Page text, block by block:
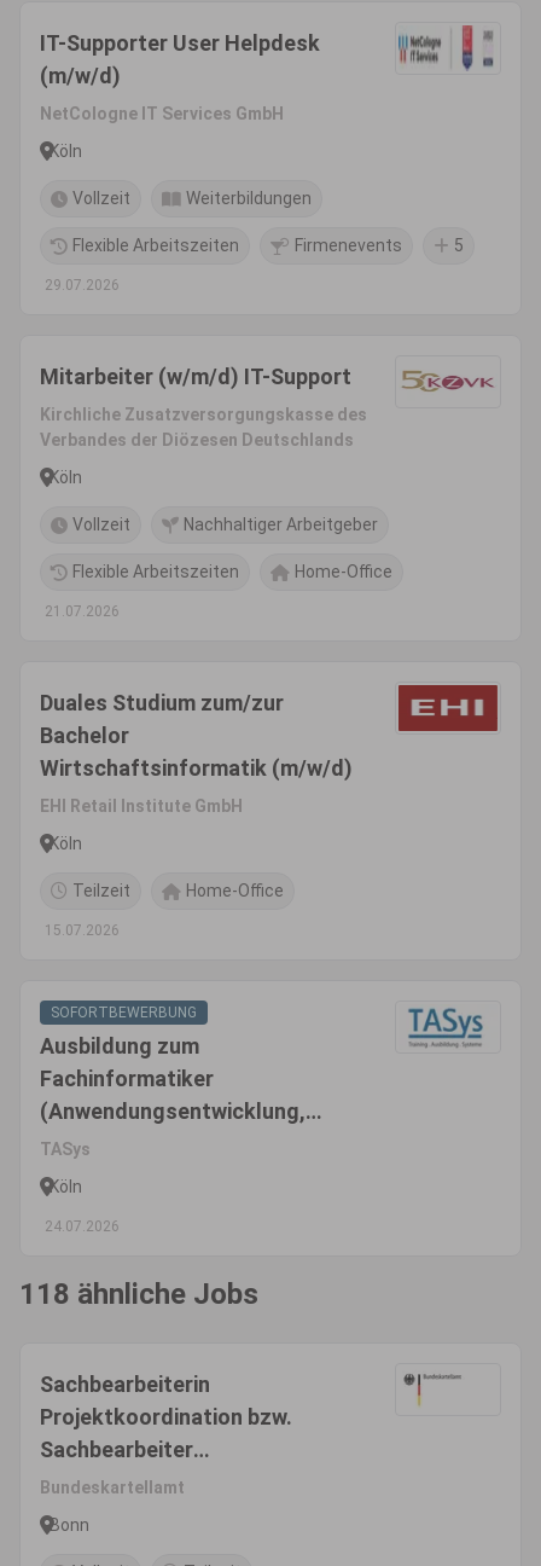
IT-Supporter User Helpdesk
(m/w/d)
NetCologne IT Services GmbH
Köln
Vollzeit Weiterbildungen
Flexible Arbeitszeiten Firmenevents 5
29.07.2026
Mitarbeiter (w/m/d) IT-Support
Kirchliche Zusatzversorgungskasse des
Verbandes der Diözesen Deutschlands
Köln
Vollzeit Nachhaltiger Arbeitgeber
Flexible Arbeitszeiten Home-Office
21.07.2026
Duales Studium zum/zur
Bachelor
Wirtschaftsinformatik (m/w/d)
EHI Retail Institute GmbH
Köln
Teilzeit Home-Office
15.07.2026
SOFORTBEWERBUNG
Ausbildung zum
Fachinformatiker
(Anwendungsentwicklung,
Systemintegration oder Daten-
und Prozessanalyse) (m/w/d)
TASys
Köln
24.07.2026
118 ähnliche Jobs
Sachbearbeiterin
Projektkoordination bzw.
Sachbearbeiter
Projektkoordination (w/m/d)
Bundeskartellamt
Bonn